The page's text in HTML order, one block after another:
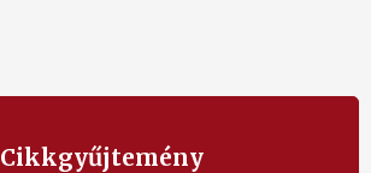
Cikkgyűjtemény